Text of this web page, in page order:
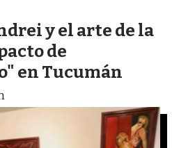
y el arte de la
de
en Tucumán